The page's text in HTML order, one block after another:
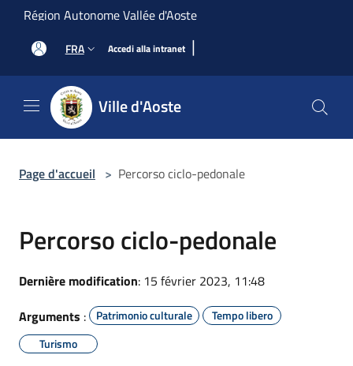
Salta al contenuto principale
Région Autonome Vallée d'Aoste
FRA Accedi alla intranet |
Ville d'Aoste
Page d'accueil > Percorso ciclo-pedonale
Percorso ciclo-pedonale
Dernière modification: 15 février 2023, 11:48
Arguments : Patrimonio culturale
Tempo libero
Turismo